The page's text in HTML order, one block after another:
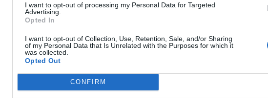
I want to opt-out of processing my Personal Data for Targeted
Advertising.
Opted In
I want to opt-out of Collection, Use, Retention, Sale, and/or Sharing
of my Personal Data that Is Unrelated with the Purposes for which it
was collected.
Opted Out
CONFIRM
Μόσιαλος: Δεν είναι αρκετά τα
ποσοστά 70%-75% για να
δημιουργήσουν ανοσία έναντι της
Αντιφατικά τα μηνύματα για